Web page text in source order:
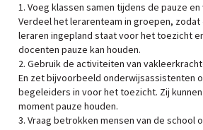
1. Voeg klassen samen tijdens de pauze
Verdeel het lerarenteam in groepen, zodat
leraren ingepland staat voor het toezicht
docenten pauze kan houden.
2. Gebruik de activiteiten van
En zet bijvoorbeeld onderwijsassistenten
begeleiders in voor het toezicht. Zij
moment pauze houden.
3. Vraag betrokken mensen van de school